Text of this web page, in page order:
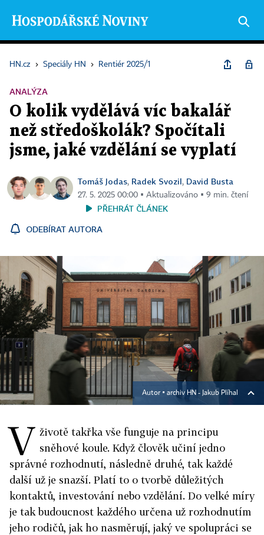
HN.cz › Speciály HN › Rentiér 2025/1
ANALÝZA
O kolik vydělává víc bakalář
než středoškolák? Spočítali
jsme, jaké vzdělání se vyplatí
Tomáš Jodas, Radek Svozil, David Busta
27. 5. 2025 00:00 ▪ Aktualizováno ▪ 9 min. čtení
PŘEHRÁT ČLÁNEK
ODEBÍRAT AUTORA
Autor ▪ archiv HN - Jakub Plíhal
V životě takřka vše funguje na principu
sněhové koule. Když člověk učiní jedno
správné rozhodnutí, následně druhé, tak každé
další už je snazší. Platí to o tvorbě důležitých
kontaktů, investování nebo vzdělání. Do velké míry
je tak budoucnost každého určena už rozhodnutím
jeho rodičů, jak ho nasměrují, jaký ve spolupráci se